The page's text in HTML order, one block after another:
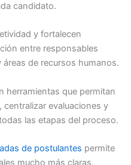
candidato.
y fortalecen
entre responsables
de recursos humanos.
herramientas que permitan
evaluaciones y
las etapas del proceso.
de postulantes permite
mucho más claras.